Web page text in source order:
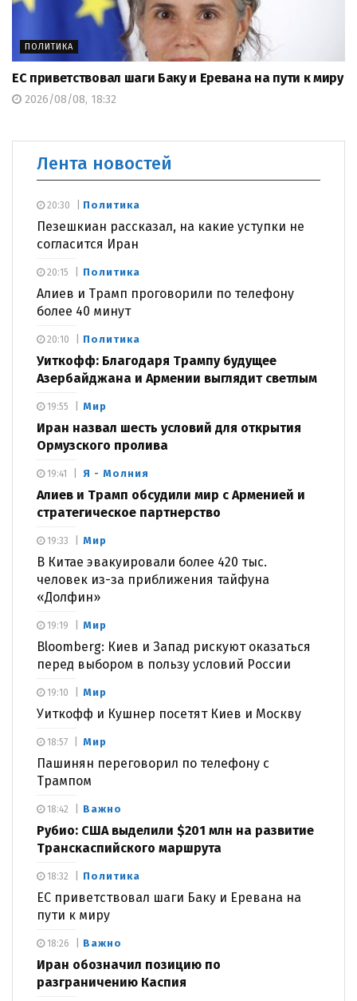
ПОЛИТИКА
ЕС приветствовал шаги Баку и Еревана на пути к миру
2026/08/08, 18:32
Лента новостей
Политика
Пезешкиан рассказал, на какие уступки не
согласится Иран
20:30
Политика
Алиев и Трамп проговорили по телефону
более 40 минут
20:15
Политика
Уиткофф: Благодаря Трампу будущее
Азербайджана и Армении выглядит светлым
20:10
Мир
Иран назвал шесть условий для открытия
Ормузского пролива
19:55
Я - Молния
Алиев и Трамп обсудили мир с Арменией и
стратегическое партнерство
19:41
Мир
В Китае эвакуировали более 420 тыс.
человек из-за приближения тайфуна
«Долфин»
19:33
Мир
Bloomberg: Киев и Запад рискуют оказаться
перед выбором в пользу условий России
19:19
Мир
Уиткофф и Кушнер посетят Киев и Москву
19:10
Мир
Пашинян переговорил по телефону с
Трампом
18:57
Важно
Рубио: США выделили $201 млн на развитие
Транскаспийского маршрута
18:42
Политика
ЕС приветствовал шаги Баку и Еревана на
пути к миру
18:32
Важно
Иран обозначил позицию по
разграничению Каспия
18:26